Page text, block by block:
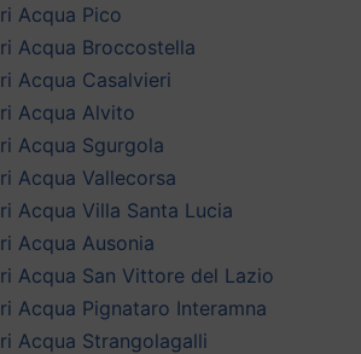
Acqua Pico
Acqua Broccostella
Acqua Casalvieri
Acqua Alvito
Acqua Sgurgola
Acqua Vallecorsa
Acqua Villa Santa Lucia
Acqua Ausonia
Acqua San Vittore del Lazio
Acqua Pignataro Interamna
Acqua Strangolagalli